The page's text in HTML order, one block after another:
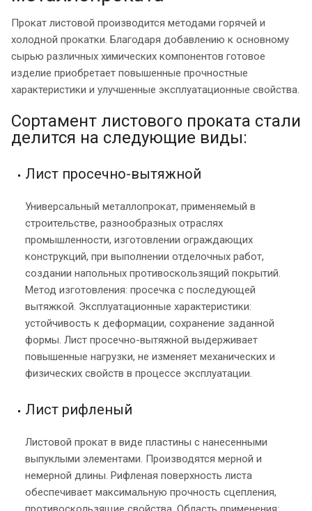
Прокат листовой производится методами горячей и
холодной прокатки. Благодаря добавлению к основному
сырью различных химических компонентов готовое
изделие приобретает повышенные прочностные
характеристики и улучшенные эксплуатационные свойства.
Сортамент листового проката стали
делится на следующие виды:
Лист просечно-вытяжной
Универсальный металлопрокат, применяемый в
строительстве, разнообразных отраслях
промышленности, изготовлении ограждающих
конструкций, при выполнении отделочных работ,
создании напольных противоскользящий покрытий.
Метод изготовления: просечка с последующей
вытяжкой. Эксплуатационные характеристики:
устойчивость к деформации, сохранение заданной
формы. Лист просечно-вытяжной выдерживает
повышенные нагрузки, не изменяет механических и
физических свойств в процессе эксплуатации.
Лист рифленый
Листовой прокат в виде пластины с нанесенными
выпуклыми элементами. Производятся мерной и
немерной длины. Рифленая поверхность листа
обеспечивает максимальную прочность сцепления,